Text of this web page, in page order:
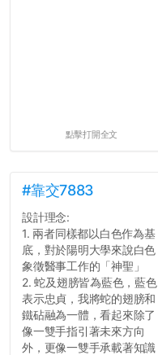
點擊打開全文
#靠交7883
設計理念:
1. 兩者同樣都以白色作為基
底，對於陽明大學來說白色
象徵醫事工作的「神聖」
2. 蛇及翅膀皆為藍色，藍色
表示忠貞，我將蛇的翅膀和
鐵砧融為一體，看起來除了
像一雙手指引著未來方向
外，更像一雙手承載著知識